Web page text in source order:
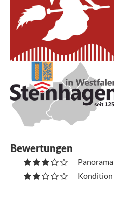
Bewertungen
Panorama
Kondition